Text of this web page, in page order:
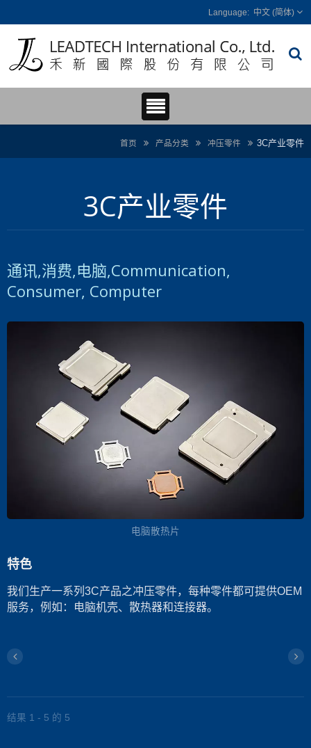
中文 (简体)
首页 产品分类 冲压零件 3C产业零件
3C产业零件
通讯,消费,电脑,Communication,
Consumer, Computer
电脑散热片
特色
我们生产一系列3C产品之冲压零件，每种零件都可提供OEM
服务，例如：电脑机壳、散热器和连接器。
结果 1 - 5 的 5